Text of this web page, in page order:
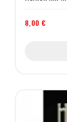
8,00 €